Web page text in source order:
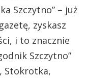
Szczytno” – już
zyskasz
i to znacznie
Szczytno”
Stokrotka,